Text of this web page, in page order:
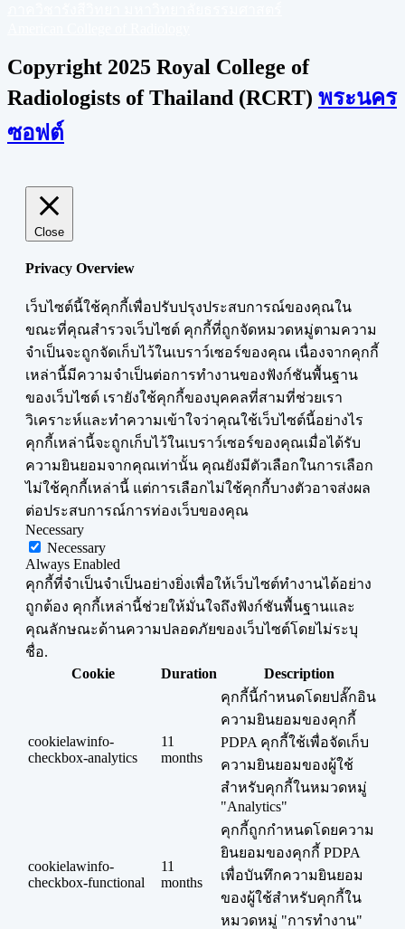
Copyright 2025 Royal College of
Radiologists of Thailand (RCRT) พระนคร
ซอฟต์
Close
Privacy Overview
เว็บไซต์นี้ใช้คุกกี้เพื่อปรับปรุงประสบการณ์ของคุณใน
ขณะที่คุณสำรวจเว็บไซต์ คุกกี้ที่ถูกจัดหมวดหมู่ตามความ
จำเป็นจะถูกจัดเก็บไว้ในเบราว์เซอร์ของคุณ เนื่องจากคุกกี้
เหล่านี้มีความจำเป็นต่อการทำงานของฟังก์ชันพื้นฐาน
ของเว็บไซต์ เรายังใช้คุกกี้ของบุคคลที่สามที่ช่วยเรา
วิเคราะห์และทำความเข้าใจว่าคุณใช้เว็บไซต์นี้อย่างไร
คุกกี้เหล่านี้จะถูกเก็บไว้ในเบราว์เซอร์ของคุณเมื่อได้รับ
ความยินยอมจากคุณเท่านั้น คุณยังมีตัวเลือกในการเลือก
ไม่ใช้คุกกี้เหล่านี้ แต่การเลือกไม่ใช้คุกกี้บางตัวอาจส่งผล
ต่อประสบการณ์การท่องเว็บของคุณ
Necessary
Necessary
Always Enabled
คุกกี้ที่จำเป็นจำเป็นอย่างยิ่งเพื่อให้เว็บไซต์ทำงานได้อย่าง
ถูกต้อง คุกกี้เหล่านี้ช่วยให้มั่นใจถึงฟังก์ชันพื้นฐานและ
คุณลักษณะด้านความปลอดภัยของเว็บไซต์โดยไม่ระบุ
ชื่อ.
Cookie
Duration Description
cookielawinfo-
checkbox-analytics
11
months
คุกกี้นี้กำหนดโดยปลั๊กอิน
ความยินยอมของคุกกี้
PDPA คุกกี้ใช้เพื่อจัดเก็บ
ความยินยอมของผู้ใช้
สำหรับคุกกี้ในหมวดหมู่
"Analytics"
cookielawinfo-
checkbox-functional
11
months
คุกกี้ถูกกำหนดโดยความ
ยินยอมของคุกกี้ PDPA
เพื่อบันทึกความยินยอม
ของผู้ใช้สำหรับคุกกี้ใน
หมวดหมู่ "การทำงาน"